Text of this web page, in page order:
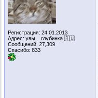
Регистрация: 24.01.2013
Адрес: увы... глубинка 🇷🇺
Сообщений: 27,309
Спасибо: 833